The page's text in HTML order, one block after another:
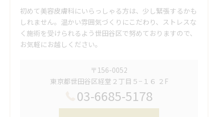
初めて美容皮膚科にいらっしゃる方は、少し緊張するかも
しれません。温かい雰囲気づくりにこだわり、ストレスな
く施術を受けられるよう世田谷区で努めておりますので、
お気軽にお越しください。
〒156-0052
東京都世田谷区経堂２丁目５−１６ ２F
03-6685-5178